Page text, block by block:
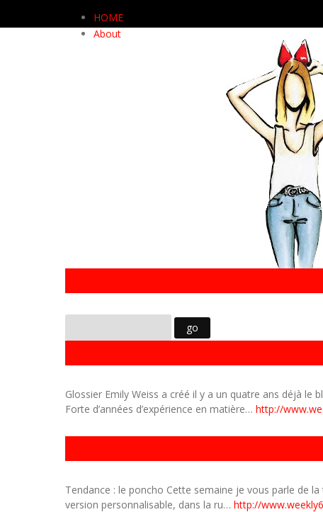
HOME
About
Glossier Emily Weiss a créé il y a un quatre ans déjà le
Forte d’années d’expérience en matière… http://
Tendance : le poncho Cette semaine je vous parle de
version personnalisable, dans la ru… http://